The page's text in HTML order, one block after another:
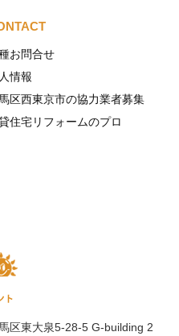
お問合せ
情報
区西東京市の協力業者募集
住宅リフォームのプロ
東大泉5-28-5 G-building 2